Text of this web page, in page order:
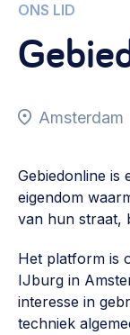
Onderwerpen
Starten van
Organisatie
Bestuur, horeca,
Vrijwilligers
Werving,
>
Wat we doen
Onze leden
Contact
Opinie
Bijeenkomsten
ONS LID
Amsterdam
Gebiedonline is
eigendom
van hun straat,
Het platform is
IJburg in
interesse in
techniek